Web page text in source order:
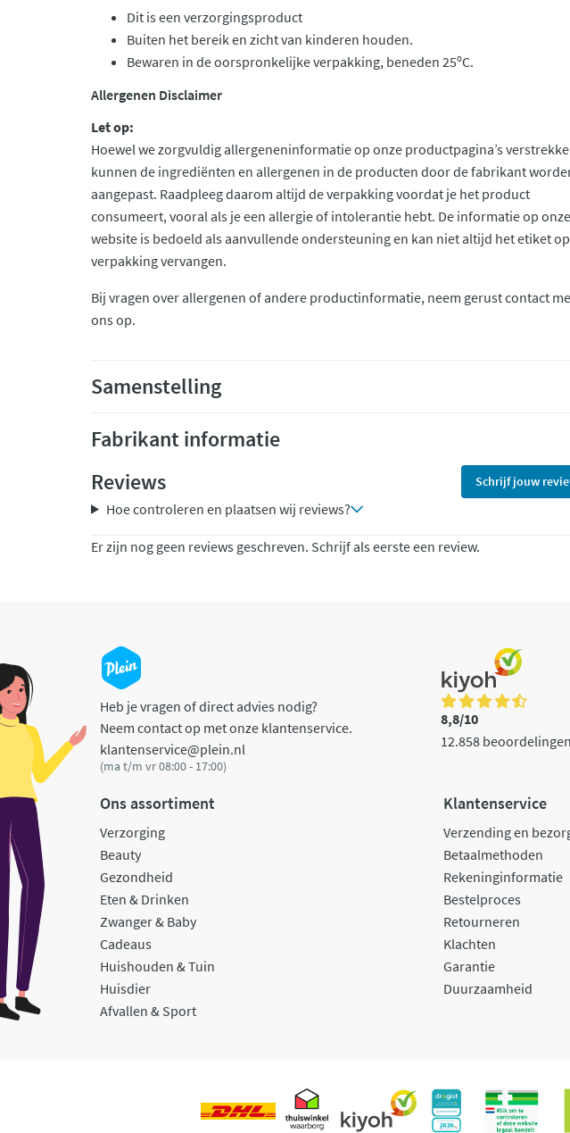
Dit is een verzorgingsproduct
Buiten het bereik en zicht van kinderen houden.
Bewaren in de oorspronkelijke verpakking, beneden 25ºC.
Allergenen Disclaimer
Let op:
Hoewel we zorgvuldig allergeneninformatie op onze productpagina’s
kunnen de ingrediënten en allergenen in de producten door de fabrikant
aangepast. Raadpleeg daarom altijd de verpakking voordat je het product
consumeert, vooral als je een allergie of intolerantie hebt. De informatie op onze
website is bedoeld als aanvullende ondersteuning en kan niet altijd het etiket
verpakking vervangen.
Bij vragen over allergenen of andere productinformatie, neem gerust contact
ons op.
Samenstelling
Fabrikant informatie
Reviews
Schrijf jouw
Hoe controleren en plaatsen wij reviews?
Er zijn nog geen reviews geschreven. Schrijf als eerste een review.
Heb je vragen of direct advies nodig?
Neem contact op met onze klantenservice.
klantenservice@plein.nl
(ma t/m vr 08:00 - 17:00)
8,8/10
12.858 beoordelingen
Ons assortiment
Verzorging
Beauty
Gezondheid
Eten & Drinken
Zwanger & Baby
Cadeaus
Huishouden & Tuin
Huisdier
Afvallen & Sport
Klantenservice
Verzending en
Betaalmethoden
Rekeninginformatie
Bestelproces
Retourneren
Klachten
Garantie
Duurzaamheid